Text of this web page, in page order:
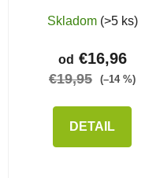
Skladom (>5 ks)
od €16,96
€19,95 (–14 %)
DETAIL